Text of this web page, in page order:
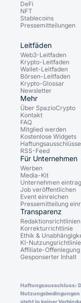
DeFi
NFT
Stablecoins
Pressemitteilungen
Leitfäden
Web3-Leitfaden
Krypto-Leitfaden
Wallet-Leitfaden
Börsen-Leitfaden
Krypto-Glossar
Newsletter
Mehr
Über SpazioCrypto
Kontakt
FAQ
Mitglied werden
Kostenlose Widgets
Haftungsausschlüsse
RSS-Feed
Für Unternehmen
Werben
Media-Kit
Unternehmen
Job veröffentlichen
Event einreichen
Pressemitteilung
Transparenz
Redaktionsrichtlinien
Korrekturrichtlinie
Ethik &
KI-Nutzungsrichtlinie
Affiliate-Offenlegung
Gesponserter Inhalt
Haftungsausschluss:
Nutzungsbedingungen
steht in keiner